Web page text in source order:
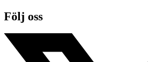
Följ oss